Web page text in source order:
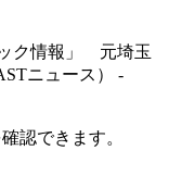
ク情報」 元埼玉
ニュース） -
認できます。